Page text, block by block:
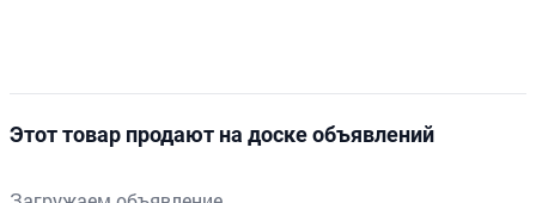
Этот товар продают на доске объявлений